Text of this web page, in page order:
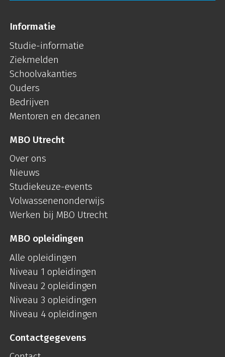
Informatie
Studie-informatie
Ziekmelden
Schoolvakanties
Ouders
Bedrijven
Mentoren en decanen
MBO Utrecht
Over ons
Nieuws
Studiekeuze-events
Volwassenenonderwijs
Werken bij MBO Utrecht
MBO opleidingen
Alle opleidingen
Niveau 1 opleidingen
Niveau 2 opleidingen
Niveau 3 opleidingen
Niveau 4 opleidingen
Contactgegevens